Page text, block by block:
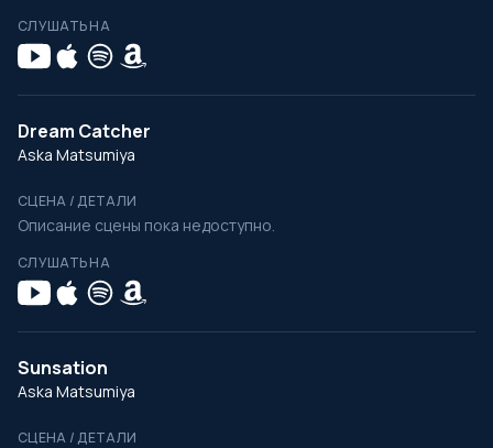
СЛУШАТЬ НА
Dream Catcher
Aska Matsumiya
СЦЕНА / ДЕТАЛИ
Описание сцены пока недоступно.
СЛУШАТЬ НА
Sunsation
Aska Matsumiya
СЦЕНА / ДЕТАЛИ